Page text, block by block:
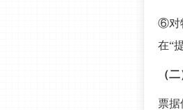
⑥对
在“
（
票